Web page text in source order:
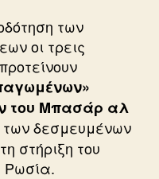
των
οι τρεις
του Μπασάρ αλ
δεσμευμένων
στήριξη του
Ρωσία.